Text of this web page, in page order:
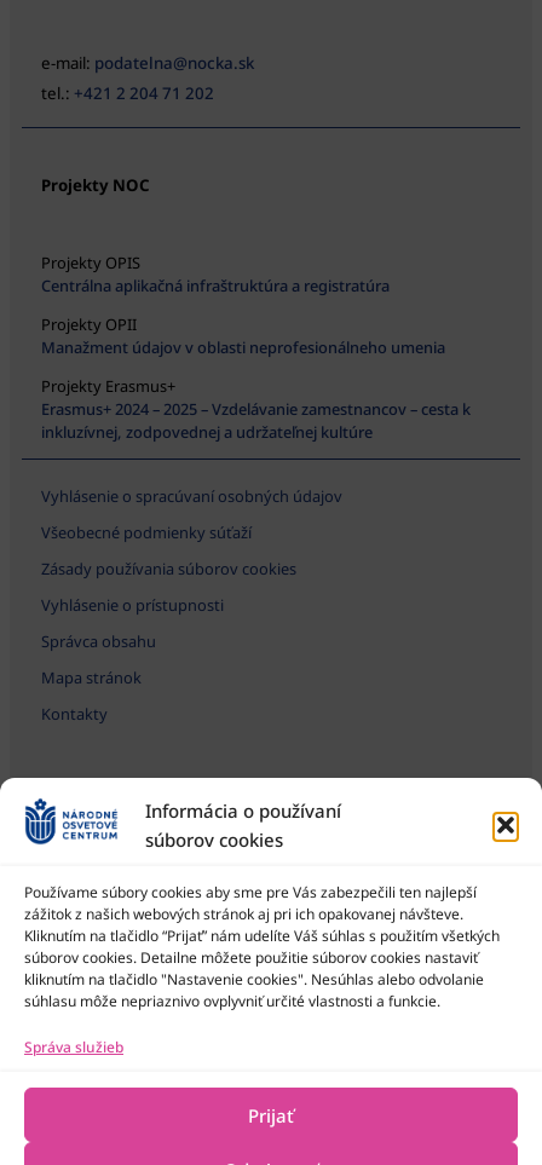
Informácia o používaní
súborov cookies
Používame súbory cookies aby sme pre Vás zabezpečili ten najlepší
zážitok z našich webových stránok aj pri ich opakovanej návšteve.
Kliknutím na tlačidlo “Prijať” nám udelíte Váš súhlas s použitím všetkých
súborov cookies. Detailne môžete použitie súborov cookies nastaviť
kliknutím na tlačidlo "Nastavenie cookies". Nesúhlas alebo odvolanie
súhlasu môže nepriaznivo ovplyvniť určité vlastnosti a funkcie.
Správa služieb
Prijať
e-mail: podatelna@nocka.sk
tel.: +421 2 204 71 202
Projekty NOC
Projekty OPIS
Centrálna aplikačná infraštruktúra a registratúra
Projekty OPII
Manažment údajov v oblasti neprofesionálneho umenia
Projekty Erasmus+
Erasmus+ 2024 – 2025 – Vzdelávanie zamestnancov – cesta k
inkluzívnej, zodpovednej a udržateľnej kultúre
Vyhlásenie o spracúvaní osobných údajov
Všeobecné podmienky súťaží
Zásady používania súborov cookies
Vyhlásenie o prístupnosti
Správca obsahu
Mapa stránok
Kontakty
Národné osvetové centrum je štátna príspevková organizácia
Ministerstva kultúry SR